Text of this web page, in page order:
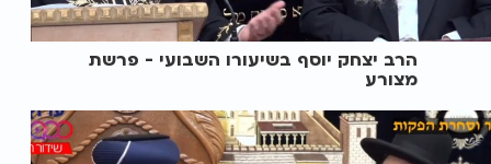
הרב יצחק יוסף בשיעורו השבועי - פרשת
מצורע